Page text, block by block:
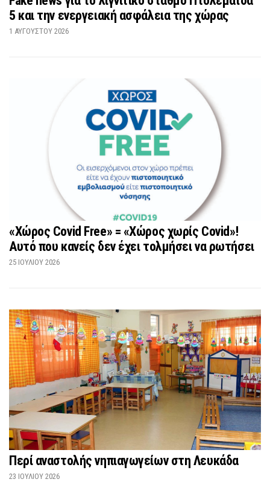
5 και την ενεργειακή ασφάλεια της χώρας
1 ΑΥΓΟΎΣΤΟΥ 2026
«Χώρος Covid Free» = «Χώρος χωρίς Covid»!
Αυτό που κανείς δεν έχει τολμήσει να ρωτήσει
25 ΙΟΥΛΊΟΥ 2026
Περί αναστολής νηπιαγωγείων στη Λευκάδα
23 ΙΟΥΛΊΟΥ 2026